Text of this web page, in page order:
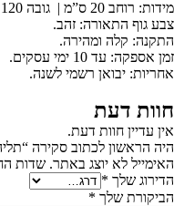
מידות: רוחב 20 ס”מ | גובה 120 ס”מ
צבע גוף התאורה: זהב.
התקנה: קלה ומהירה.
זמן אספקה: עד 10 ימי עסקים.
אחריות: יבואן רשמי לשנה.
חוות דעת
אין עדיין חוות דעת.
היה הראשון לכתוב סקירה
האימייל לא יוצג באתר. שדות
הדירוג שלך *
הביקורת שלך *